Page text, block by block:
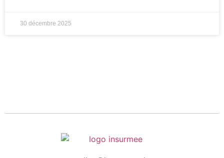
30 décembre 2025